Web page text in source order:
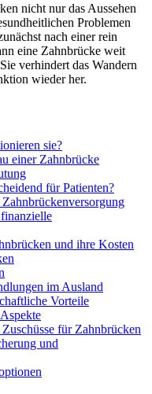
nicht nur das Aussehen
Problemen
nach einer rein
eine Zahnbrücke weit
verhindert das Wandern
wieder her.
sie?
einer Zahnbrücke
für Patienten?
und ihre Kosten
im Ausland
Vorteile
für Zahnbrücken
und